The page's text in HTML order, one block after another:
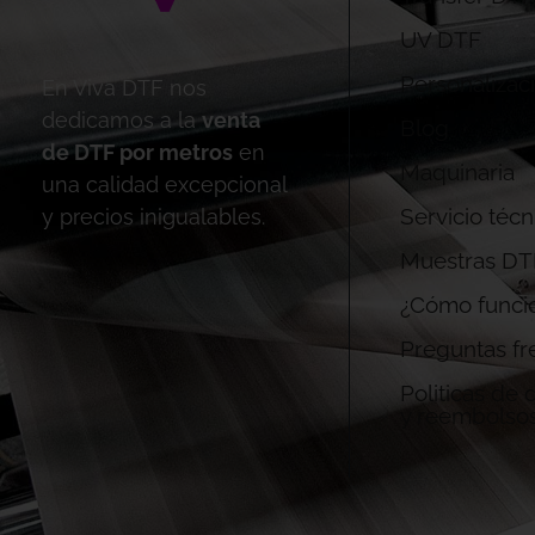
En Viva DTF nos
dedicamos a la venta
de DTF por metros en
una calidad excepcional
y precios inigualables.
UV DTF
Maquinaria
Servicio
Muestras
¿Cómo
Preguntas
Politicas de